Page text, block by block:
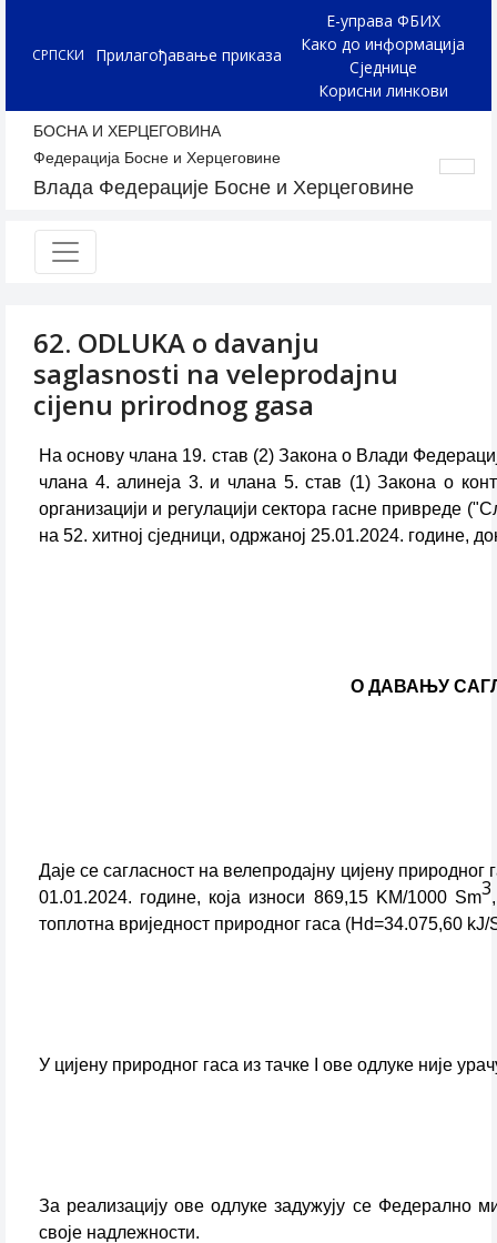
СРПСКИ Прилагођавање приказа
Е-управа ФБИХ
Како до информација
Сједнице
Корисни линкови
БОСНА И ХЕРЦЕГОВИНА
Федерација Босне и Херцеговине
Влада Федерације Босне и Херцеговине
62. ODLUKA o davanju
saglasnosti na veleprodajnu
cijenu prirodnog gasa
На основу члана 19. став (2) Закона о Влади
члана 4. алинеја 3. и члана 5. став (1) Закона о
организацији и регулацији сектора гасне привреде
на 52. хитној сједници, одржаној 25.01.2024. године,
О ДАВАЊУ
Даје се сагласност на велепродајну цијену
01.01.2024. године, која износи 869,15 KМ/1000 Sm3
топлотна вриједност природног гаса (Нd=34.075,60 kЈ/
У цијену природног гаса из тачке I ове одлуке није
За реализацију ове одлуке задужују се Федерално
своје надлежности.